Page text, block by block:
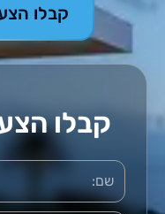
קבלו הצעת
קבלו הצעת